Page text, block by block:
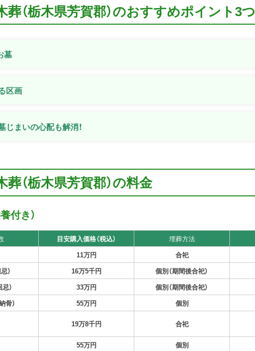
葬（栃木県芳賀郡）のおすすめポイント3つ
墓
区画
まいの心配も解消！
（栃木県芳賀郡）の料金
付き）
目安購入価格（税込） 埋葬方法
11万円 合祀
） 16万5千円 個別（期間後合祀）
）
33万円 個別（期間後合祀）
骨）
55万円 個別
19万8千円 合祀
55万円 個別